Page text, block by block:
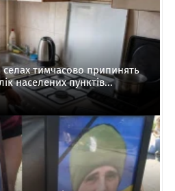
селах тимчасово припинять
населених пунктів...